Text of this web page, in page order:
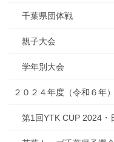
千葉県団体戦
親子大会
学年別大会
２０２４年度（令和６年）
第1回YTK CUP 2024・